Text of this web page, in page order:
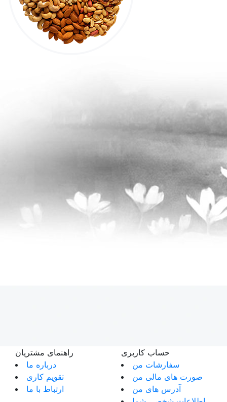
راهنمای مشتریان
درباره ما
تقویم کاری
ارتباط با ما
حساب کاربری
سفارشات من
صورت های مالی من
آدرس های من